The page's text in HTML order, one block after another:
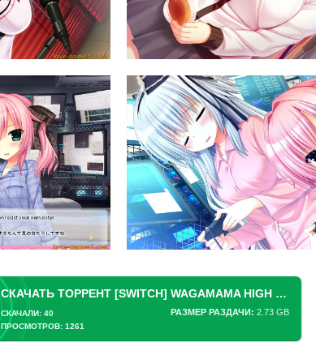
СКАЧАТЬ ТОРРЕНТ [SWITCH] WAGAMAMA HIGH SPEC (ЭГОИСТ ВЫСШЕГО КЛАССА, SELFISH HIGH SPEC) [NSP][ENG (MOD.)/JAP]
РАЗМЕР РАЗДАЧИ: 2.73 GB
СКАЧАЛИ: 40
ПРОСМОТРОВ: 1261